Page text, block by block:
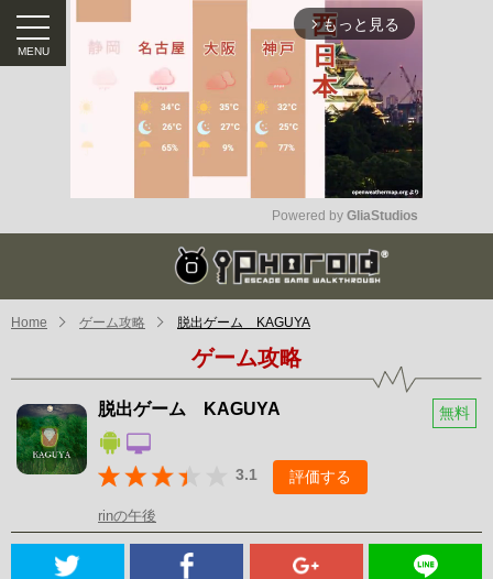
arrow_forward_ios もっと見る
Mute
Powered by GliaStudios
Home ゲーム攻略 脱出ゲーム KAGUYA
ゲーム攻略
脱出ゲーム KAGUYA 無料
3.1 評価する
rinの午後